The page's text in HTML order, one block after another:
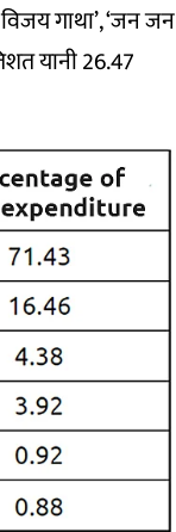
गाथा’, ‘जन जन
यानी 26.47